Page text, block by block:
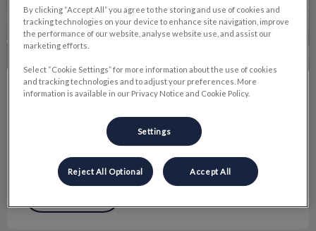
Thérapie par la natation
La thérapie par la natation est un exercice à faible impact qui
améliore la mobilité articulaire, renforce les muscles et aide à
By clicking “Accept All” you agree to the storing and use of cookies and
tracking technologies on your device to enhance site navigation, improve
the performance of our website, analyse website use, and assist our
marketing efforts.
Select “Cookie Settings” for more information about the use of cookies
and tracking technologies and to adjust your preferences. More
information is available in our Privacy Notice and Cookie Policy.
Settings
Reject All Optional Accept All